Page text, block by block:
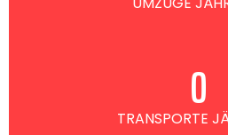
TRANSPORTE
0